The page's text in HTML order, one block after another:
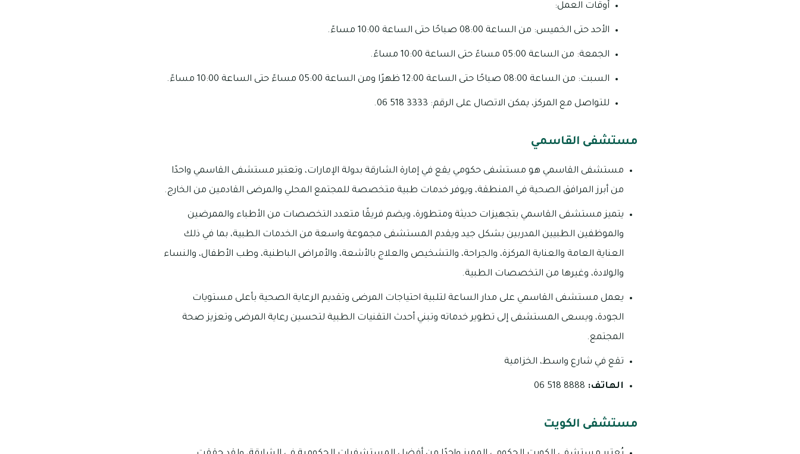
أوقات العمل:
الأحد حتى الخميس: من الساعة 08:00 صباحًا حتى الساعة 10:00 مساءً.
الجمعة: من الساعة 05:00 مساءً حتى الساعة 10:00 مساءً.
السبت: من الساعة 08:00 صباحًا حتى الساعة 12:00 ظهرًا ومن الساعة 05:00 مساءً حتى الساعة 10:00 مساءً.
للتواصل مع المركز، يمكن الاتصال على الرقم: 3333 518 06.
مستشفى القاسمي
مستشفى القاسمي هو مستشفى حكومي يقع في إمارة الشارقة بدولة الإمارات، وتعتبر مستشفى القاسمي واحدًا
من أبرز المرافق الصحية في المنطقة، ويوفر خدمات طبية متخصصة للمجتمع المحلي والمرضى القادمين من الخارج.
يتميز مستشفى القاسمي بتجهيزات حديثة ومتطورة، ويضم فريقًا متعدد التخصصات من الأطباء والممرضين
والموظفين الطبيين المدربين بشكل جيد ويقدم المستشفى مجموعة واسعة من الخدمات الطبية، بما في ذلك
العناية العامة والعناية المركزة، والجراحة، والتشخيص والعلاج بالأشعة، والأمراض الباطنية، وطب الأطفال، والنساء
والولادة، وغيرها من التخصصات الطبية.
يعمل مستشفى القاسمي على مدار الساعة لتلبية احتياجات المرضى وتقديم الرعاية الصحية بأعلى مستويات
الجودة، ويسعى المستشفى إلى تطوير خدماته وتبني أحدث التقنيات الطبية لتحسين رعاية المرضى وتعزيز صحة
المجتمع.
تقع في شارع واسط، الخزامية
الهاتف:
مستشفى الكويت